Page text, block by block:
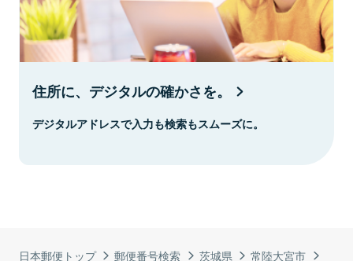
日本郵便トップ 郵便番号検索 茨城県
常陸大宮市
住所に、デジタルの確かさを。
デジタルアドレスで入力も検索もスムーズに。